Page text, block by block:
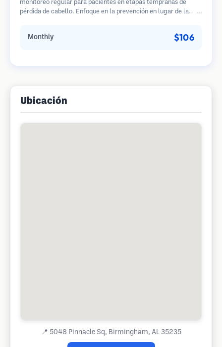
monitoreo regular para pacientes en etapas tempranas de
pérdida de cabello. Enfoque en la prevención en lugar de la
Monthly $106
Ubicación
📍 5048 Pinnacle Sq, Birmingham, AL 35235